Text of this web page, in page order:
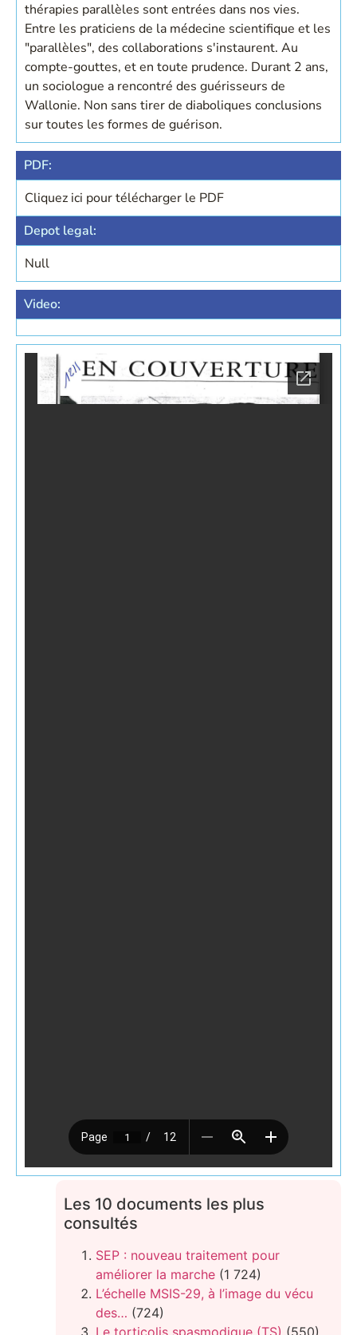
thérapies parallèles sont entrées dans nos vies.
Entre les praticiens de la médecine scientifique et les
"parallèles", des collaborations s'instaurent. Au
compte-gouttes, et en toute prudence. Durant 2 ans,
un sociologue a rencontré des guérisseurs de
Wallonie. Non sans tirer de diaboliques conclusions
sur toutes les formes de guérison.
PDF:
Cliquez ici pour télécharger le PDF
Depot legal:
Null
Video:
Les 10 documents les plus
consultés
SEP : nouveau traitement pour
améliorer la marche (1 724)
L’échelle MSIS-29, à l’image du vécu
des… (724)
Le torticolis spasmodique (TS) (550)